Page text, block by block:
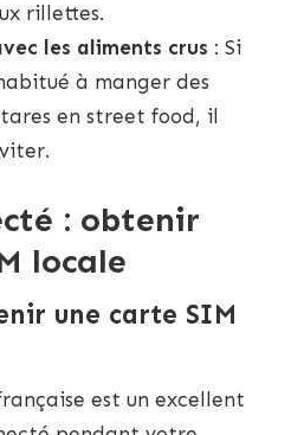
rillettes.
les aliments crus : Si
à manger des
en street food, il
: obtenir
locale
une carte SIM
est un excellent